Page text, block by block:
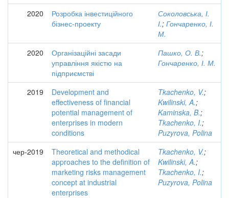
2020
Розробка інвестиційного
бізнес-проекту
Соколовська, І.
І.; Гончаренко, І.
М.
2020
Організаційні засади
управління якістю на
підприємстві
Пашко, О. В.;
Гончаренко, І. М.
2019
Development and
effectiveness of financial
potential management of
enterprises in modern
conditions
Tkachenko, V.;
Kwilinski, A.;
Kaminska, B.;
Tkachenko, I.;
Puzyrova, Polina
чер-2019
Theoretical and methodical
approaches to the definition of
marketing risks management
concept at industrial
enterprises
Tkachenko, V.;
Kwilinski, A.;
Tkachenko, I.;
Puzyrova, Polina